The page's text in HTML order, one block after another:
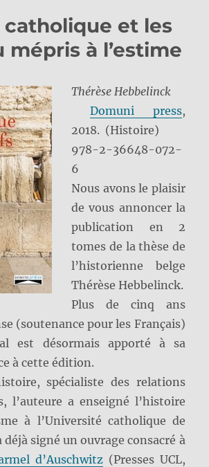
catholique et les
mépris à l’estime
Thérèse Hebbelinck
Domuni press,
2018. (Histoire)
978-2-36648-072-
6
Nous avons le plaisir
de vous annoncer la
publication en 2
tomes de la thèse de
l’historienne belge
Thérèse Hebbelinck.
Plus de cinq ans
(soutenance pour les Français)
est désormais apporté à sa
à cette édition.
spécialiste des relations
l’auteure a enseigné l’histoire
à l’Université catholique de
déjà signé un ouvrage consacré à
d’Auschwitz(Presses UCL,